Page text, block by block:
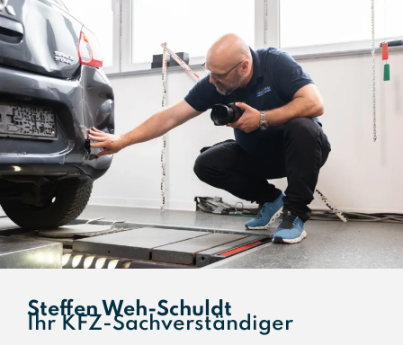
Steffen Weh-Schuldt
Ihr KFZ-Sachverständiger